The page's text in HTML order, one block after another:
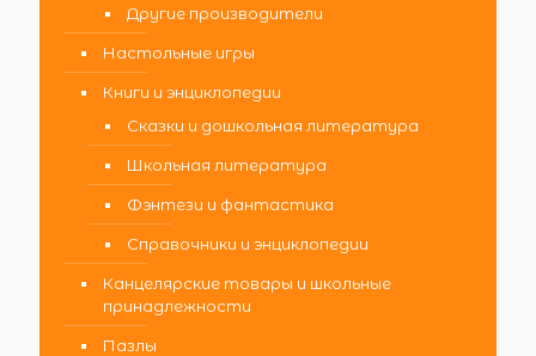
Другие производители
Настольные игры
Книги и энциклопедии
Сказки и дошкольная литература
Школьная литература
Фэнтези и фантастика
Справочники и энциклопедии
Канцелярские товары и школьные
принадлежности
Пазлы